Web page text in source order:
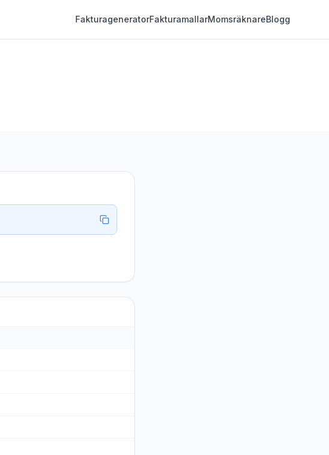
FakturageneratorFakturamallarMomsräknareBlogg